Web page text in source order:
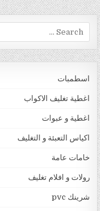
Search for:
اسطمبات
اغطية تغليف الاكواب
اغطية و عبوات
اكياس التعبئة و التغليف
خامات عامة
رولات و افلام تغليف
شرينك pvc